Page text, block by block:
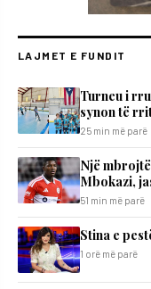
LAJMET E FUNDIT
Turneu i
synon të
25 min më parë
Një
Mbokazi,
51 min më parë
Stina e
1 orë më parë